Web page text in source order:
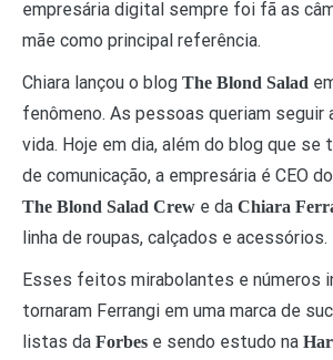
empresária digital sempre foi fã as
mãe como principal referência.
Chiara lançou o blog The Blond Salad
fenômeno. As pessoas queriam
vida. Hoje em dia, além do blog que se
de comunicação, a empresária é CEO
The Blond Salad Crew e da Chiara
linha de roupas, calçados e acessórios.
Esses feitos mirabolantes e números
tornaram Ferrangi em uma marca de
listas da Forbes e sendo estudo na